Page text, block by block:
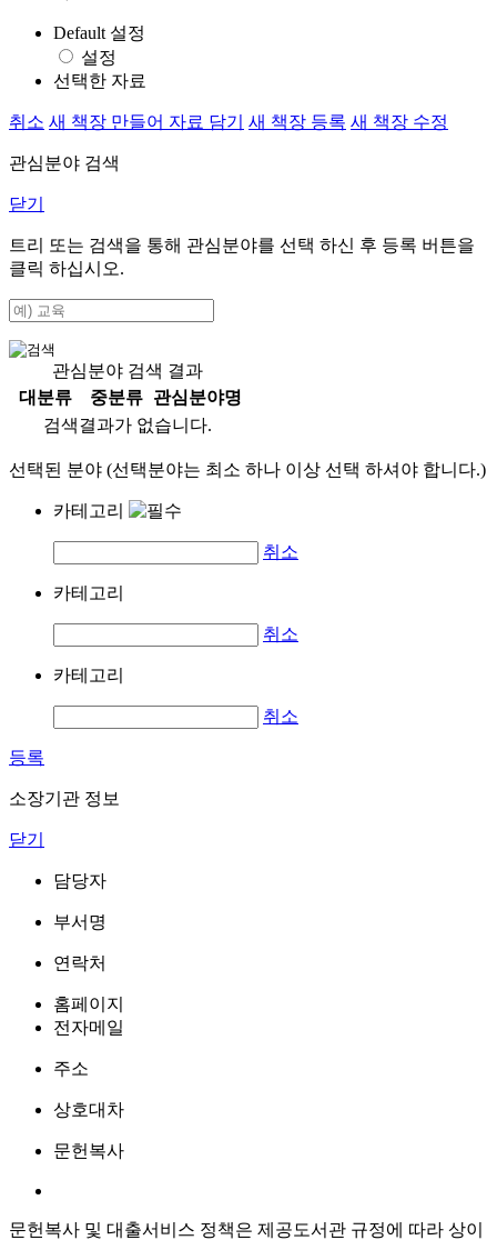
Default 설정
설정
선택한 자료
취소 새 책장 만들어 자료 담기 새 책장 등록 새 책장 수정
관심분야 검색
닫기
트리 또는 검색을 통해 관심분야를 선택 하신 후 등록 버튼을
클릭 하십시오.
관심분야 검색 결과
대분류
중분류
관심분야명
검색결과가 없습니다.
선택된 분야 (선택분야는 최소 하나 이상 선택 하셔야 합니다.)
카테고리
취소
카테고리
취소
카테고리
취소
등록
소장기관 정보
닫기
담당자
부서명
연락처
홈페이지
전자메일
주소
상호대차
문헌복사
문헌복사 및 대출서비스 정책은 제공도서관 규정에 따라 상이